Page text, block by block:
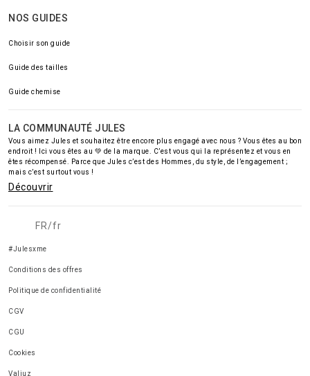
NOS GUIDES
Choisir son guide
Guide des tailles
Guide chemise
LA COMMUNAUTÉ JULES
Vous aimez Jules et souhaitez être encore plus engagé avec nous ? Vous êtes au bon
endroit ! Ici vous êtes au 💚 de la marque. C’est vous qui la représentez et vous en
êtes récompensé. Parce que Jules c’est des Hommes, du style, de l’engagement ;
mais c’est surtout vous !
Découvrir
FR/fr
#Julesxme
Conditions des offres
Politique de confidentialité
CGV
CGU
Cookies
Valiuz